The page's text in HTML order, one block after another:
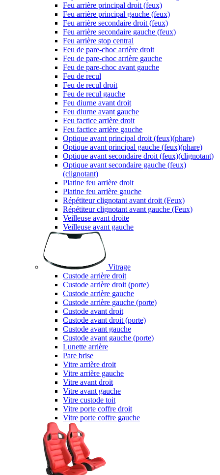
Feu arrière principal droit (feux)
Feu arrière principal gauche (feux)
Feu arrière secondaire droit (feux)
Feu arrière secondaire gauche (feux)
Feu arrière stop central
Feu de pare-choc arrière droit
Feu de pare-choc arrière gauche
Feu de pare-choc avant gauche
Feu de recul
Feu de recul droit
Feu de recul gauche
Feu diurne avant droit
Feu diurne avant gauche
Feu factice arrière droit
Feu factice arrière gauche
Optique avant principal droit (feux)(phare)
Optique avant principal gauche (feux)(phare)
Optique avant secondaire droit (feux)(clignotant)
Optique avant secondaire gauche (feux)
(clignotant)
Platine feu arrière droit
Platine feu arrière gauche
Répétiteur clignotant avant droit (Feux)
Répétiteur clignotant avant gauche (Feux)
Veilleuse avant droite
Veilleuse avant gauche
Vitrage
Custode arrière droit
Custode arrière droit (porte)
Custode arrière gauche
Custode arrière gauche (porte)
Custode avant droit
Custode avant droit (porte)
Custode avant gauche
Custode avant gauche (porte)
Lunette arrière
Pare brise
Vitre arrière droit
Vitre arrière gauche
Vitre avant droit
Vitre avant gauche
Vitre custode toit
Vitre porte coffre droit
Vitre porte coffre gauche